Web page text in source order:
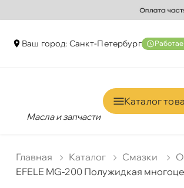
аш город: Санкт-Петербур
Масла и запчасти
Каталог
Главная Катало Смазки
EFELE MG-200 Полужидкая